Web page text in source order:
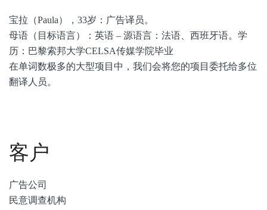
宝拉（Paula），33岁：广告译员。
母语（目标语言）：英语 – 源语言：法语、西班牙语。学
历：巴黎索邦大学CELSA传媒学院毕业
在单词数极多的大型项目中，我们会将您的项目委托给多位
翻译人员。
客户
广告公司
民意调查机构